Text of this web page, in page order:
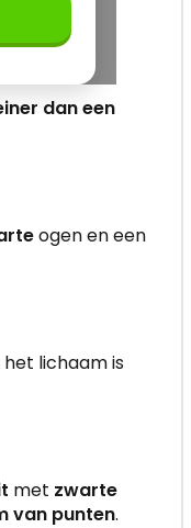
dan een
ogen en een
lichaam is
met zwarte
van punten.